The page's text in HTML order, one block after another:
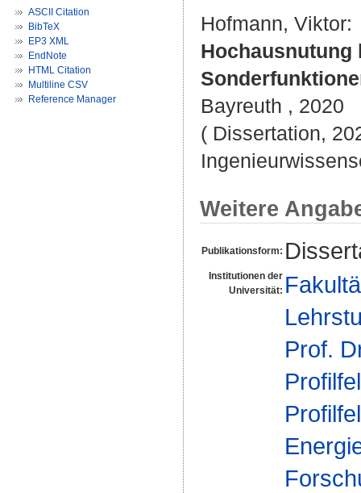
ASCII Citation
BibTeX
EP3 XML
EndNote
HTML Citation
Multiline CSV
Reference Manager
Hofmann, Viktor:
Bayreuth , 2020
( Dissertation,
Weitere
Publikationsform:
Institutionen der
Universität:
Prof.